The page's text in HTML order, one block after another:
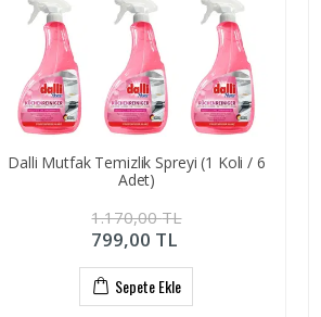
Dalli Mutfak Temizlik Spreyi (1 Koli / 6
Adet)
1.170,00TL
799,00 TL
Sepete Ekle